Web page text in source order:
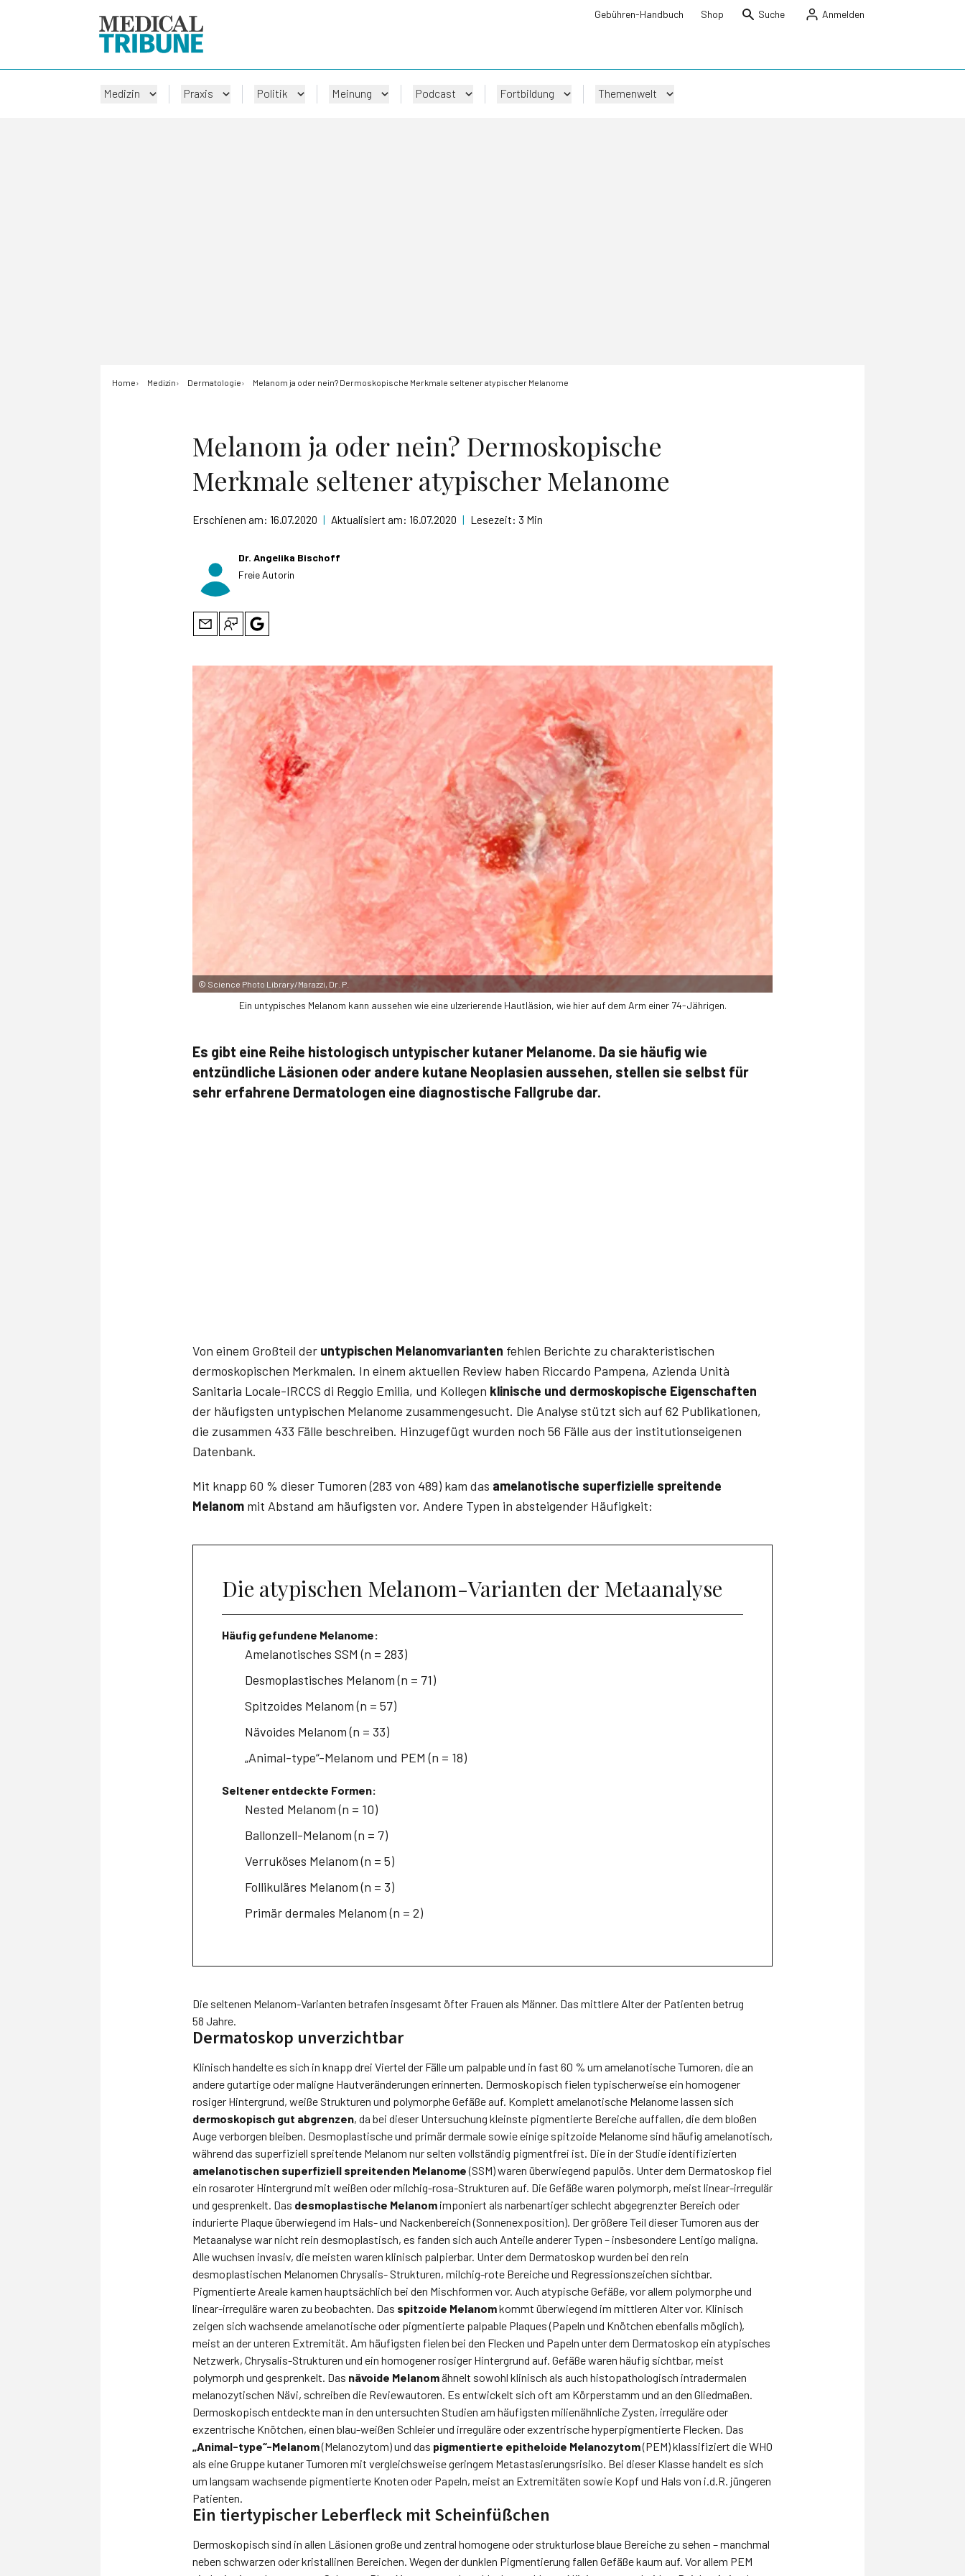
Gebühren-Handbuch Shop Suche Anmelden
Medizin Praxis Politik Meinung Podcast Fortbildung Themenwelt
Home Medizin Dermatologie Melanom ja oder nein? Dermoskopische Merkmale seltener atypischer Melanome
Melanom ja oder nein? Dermoskopische
Merkmale seltener atypischer Melanome
Erschienen am: 16.07.2020 | Aktualisiert am: 16.07.2020 | Lesezeit: 3 Min
Dr. Angelika Bischoff
Freie Autorin
© Science Photo Library/Marazzi, Dr. P.
Ein untypisches Melanom kann aussehen wie eine ulzerierende Hautläsion, wie hier auf dem Arm einer 74-Jährigen.
Es gibt eine Reihe histologisch untypischer kutaner Melanome. Da sie häufig wie
entzündliche Läsionen oder andere kutane Neoplasien aussehen, stellen sie selbst für
sehr erfahrene Dermatologen eine diagnostische Fallgrube dar.
Von einem Großteil der untypischen Melanomvarianten fehlen Berichte zu charakteristischen
dermoskopischen Merkmalen. In einem aktuellen Review haben Riccardo Pampena, Azienda Unità
Sanitaria Locale-IRCCS di Reggio Emilia, und Kollegen klinische und dermoskopische Eigenschaften
der häufigsten untypischen Melanome zusammengesucht. Die Analyse stützt sich auf 62 Publikationen,
die zusammen 433 Fälle beschreiben. Hinzugefügt wurden noch 56 Fälle aus der institutionseigenen
Datenbank.
Mit knapp 60 % dieser Tumoren (283 von 489) kam das amelanotische superfizielle spreitende
Melanom mit Abstand am häufigsten vor. Andere Typen in absteigender Häufigkeit:
Die atypischen Melanom-Varianten der Metaanalyse
Häufig gefundene Melanome:
Amelanotisches SSM (n = 283)
Desmoplastisches Melanom (n = 71)
Spitzoides Melanom (n = 57)
Nävoides Melanom (n = 33)
„Animal-type“-Melanom und PEM (n = 18)
Seltener entdeckte Formen:
Nested Melanom (n = 10)
Ballonzell-Melanom (n = 7)
Verruköses Melanom (n = 5)
Follikuläres Melanom (n = 3)
Primär dermales Melanom (n = 2)
Die seltenen Melanom-Varianten betrafen insgesamt öfter Frauen als Männer. Das mittlere Alter der Patienten betrug
58 Jahre.
Dermatoskop unverzichtbar
Klinisch handelte es sich in knapp drei Viertel der Fälle um palpable und in fast 60 % um amelanotische Tumoren, die an
andere gutartige oder maligne Hautveränderungen erinnerten. Dermoskopisch fielen typischerweise ein homogener
rosiger Hintergrund, weiße Strukturen und polymorphe Gefäße auf. Komplett amelanotische Melanome lassen sich
dermoskopisch gut abgrenzen, da bei dieser Untersuchung kleinste pigmentierte Bereiche auffallen, die dem bloßen
Auge verborgen bleiben. Desmoplastische und primär dermale sowie einige spitzoide Melanome sind häufig amelanotisch,
während das superfiziell spreitende Melanom nur selten vollständig pigmentfrei ist. Die in der Studie identifizierten
amelanotischen superfiziell spreitenden Melanome(SSM) waren überwiegend papulös. Unter dem Dermatoskop fiel
ein rosaroter Hintergrund mit weißen oder milchig-rosa-Strukturen auf. Die Gefäße waren polymorph, meist linear-irregulär
und gesprenkelt. Das desmoplastische Melanom imponiert als narbenartiger schlecht abgegrenzter Bereich oder
indurierte Plaque überwiegend im Hals- und Nackenbereich (Sonnenexposition). Der größere Teil dieser Tumoren aus der
Metaanalyse war nicht rein desmoplastisch, es fanden sich auch Anteile anderer Typen – insbesondere Lentigo maligna.
Alle wuchsen invasiv, die meisten waren klinisch palpierbar. Unter dem Dermatoskop wurden bei den rein
desmoplastischen Melanomen Chrysalis- Strukturen, milchig-rote Bereiche und Regressionszeichen sichtbar.
Pigmentierte Areale kamen hauptsächlich bei den Mischformen vor. Auch atypische Gefäße, vor allem polymorphe und
linear-irreguläre waren zu beobachten. Das spitzoide Melanomkommt überwiegend im mittleren Alter vor. Klinisch
zeigen sich wachsende amelanotische oder pigmentierte palpable Plaques (Papeln und Knötchen ebenfalls möglich),
meist an der unteren Extremität. Am häufigsten fielen bei den Flecken und Papeln unter dem Dermatoskop ein atypisches
Netzwerk, Chrysalis-Strukturen und ein homogener rosiger Hintergrund auf. Gefäße waren häufig sichtbar, meist
polymorph und gesprenkelt. Das nävoide Melanomähnelt sowohl klinisch als auch histopathologisch intradermalen
melanozytischen Nävi, schreiben die Reviewautoren. Es entwickelt sich oft am Körperstamm und an den Gliedmaßen.
Dermoskopisch entdeckte man in den untersuchten Studien am häufigsten milienähnliche Zysten, irreguläre oder
exzentrische Knötchen, einen blau-weißen Schleier und irreguläre oder exzentrische hyperpigmentierte Flecken. Das
„Animal-type“-Melanom(Melanozytom) und das pigmentierte epitheloide Melanozytom(PEM) klassifiziert die WHO
als eine Gruppe kutaner Tumoren mit vergleichsweise geringem Metastasierungsrisiko. Bei dieser Klasse handelt es sich
um langsam wachsende pigmentierte Knoten oder Papeln, meist an Extremitäten sowie Kopf und Hals von i.d.R. jüngeren
Patienten.
Ein tiertypischer Leberfleck mit Scheinfüßchen
Dermoskopisch sind in allen Läsionen große und zentral homogene oder strukturlose blaue Bereiche zu sehen – manchmal
neben schwarzen oder kristallinen Bereichen. Wegen der dunklen Pigmentierung fallen Gefäße kaum auf. Vor allem PEM